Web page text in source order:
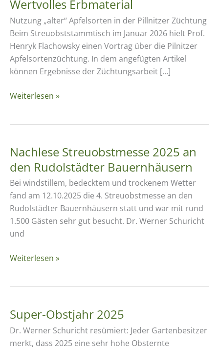
Wertvolles Erbmaterial
Nutzung „alter“ Apfelsorten in der Pillnitzer Züchtung
Beim Streuobststammtisch im Januar 2026 hielt Prof.
Henryk Flachowsky einen Vortrag über die Pilnitzer
Apfelsortenzüchtung. In dem angefügten Artikel
können Ergebnisse der Züchtungsarbeit […]
Wertvolles
Weiterlesen »
Nachlese Streuobstmesse 2025 an
den Rudolstädter Bauernhäusern
Bei windstillem, bedecktem und trockenem Wetter
fand am 12.10.2025 die 4. Streuobstmesse an den
Rudolstädter Bauernhäusern statt und war mit rund
1.500 Gästen sehr gut besucht. Dr. Werner Schuricht
und
Nachlese
den
Rudolstädter
Bauernhäusern
Weiterlesen »
Super-Obstjahr 2025
Dr. Werner Schuricht resümiert: Jeder Gartenbesitzer
merkt, dass 2025 eine sehr hohe Obsternte